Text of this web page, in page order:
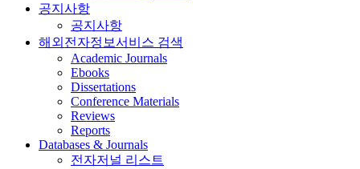
공지사항
공지사항
해외전자정보서비스 검색
Academic Journals
Ebooks
Dissertations
Conference Materials
Reviews
Reports
Databases & Journals
전자저널 리스트